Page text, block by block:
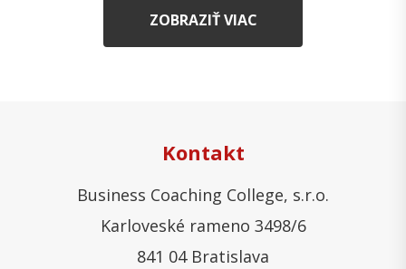
ZOBRAZIŤ VIAC
Kontakt
Business Coaching College, s.r.o.
Karloveské rameno 3498/6
841 04 Bratislava